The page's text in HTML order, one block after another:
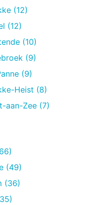
(12)
(12)
(10)
(9)
(9)
Heist (8)
aan-Zee (7)
(49)
(36)